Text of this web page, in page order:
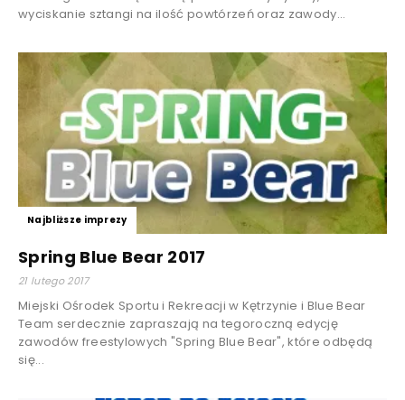
wyciskanie sztangi na ilość powtórzeń oraz zawody...
Najbliższe imprezy
Spring Blue Bear 2017
21 lutego 2017
Miejski Ośrodek Sportu i Rekreacji w Kętrzynie i Blue Bear
Team serdecznie zapraszają na tegoroczną edycję
zawodów freestylowych "Spring Blue Bear", które odbędą
się...